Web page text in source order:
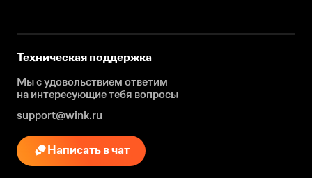
Техническая поддержка
Мы с удовольствием ответим
на интересующиетебя вопросы
support@wink.ru
Написать в чат